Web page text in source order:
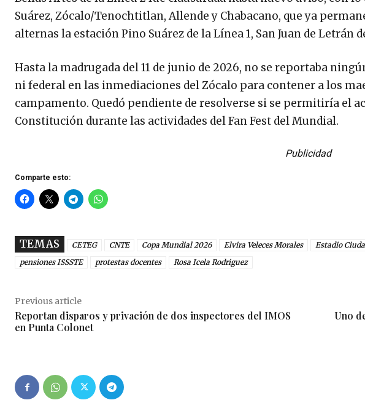
Suárez, Zócalo/Tenochtitlan, Allende y Chabacano, que ya
alternas la estación Pino Suárez de la Línea 1, San Juan de Letrán
Hasta la madrugada del 11 de junio de 2026, no se reportaba
ni federal en las inmediaciones del Zócalo para contener a los
campamento. Quedó pendiente de resolverse si se permitiría el
Constitución durante las actividades del Fan Fest del Mundial.
Publicidad
Comparte esto:
TEMAS CETEG CNTE Copa Mundial 2026 Elvira Veleces Morales Estadio
pensiones ISSSTE
protestas docentes Rosa Icela Rodriguez
Previous article
Reportan disparos y privación de dos inspectores del IMOS
en Punta Colonet
Uno